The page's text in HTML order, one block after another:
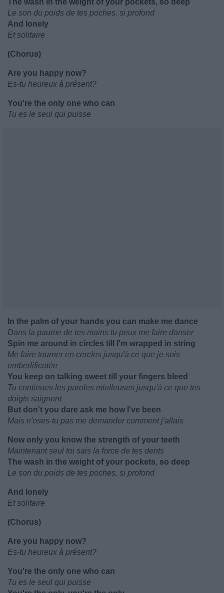
The wash in the weight of your pockets, so deep
Le son du poids de tes poches, si profond
And lonely
Et solitaire
(Chorus)
Are you happy now?
Es-tu heureux à présent?
You're the only one who can
Tu es le seul qui puisse
In the palm of your hands you can make me dance
Dans la paume de tes mains tu peux me faire danser
Spin me around in circles till I'm wrapped in string
Me faire tourner en cercles jusqu'à ce que je sois
emberlificotée
You keep on talking sweet till your fingers bleed
Tu continues les paroles mielleuses jusqu'à ce que tes
doigts saignent
But don't you dare ask me how I've been
Mais n'oses-tu pas me demander comment j'allais
Now only you know the strength of your teeth
Maintenant seul toi sais la force de tes dents
The wash in the weight of your pockets, so deep
Le son du poids de tes poches, si profond
And lonely
Et solitaire
(Chorus)
Are you happy now?
Es-tu heureux à présent?
You're the only one who can
Tu es le seul qui puisse